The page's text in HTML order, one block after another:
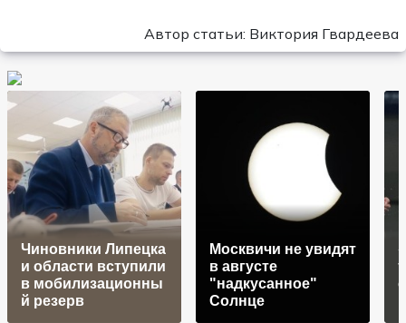
Автор статьи: Виктория Гвардеева
Чиновники Липецка
и области вступили
в мобилизационны
й резерв
Москвичи не увидят
в августе
"надкусанное"
Солнце